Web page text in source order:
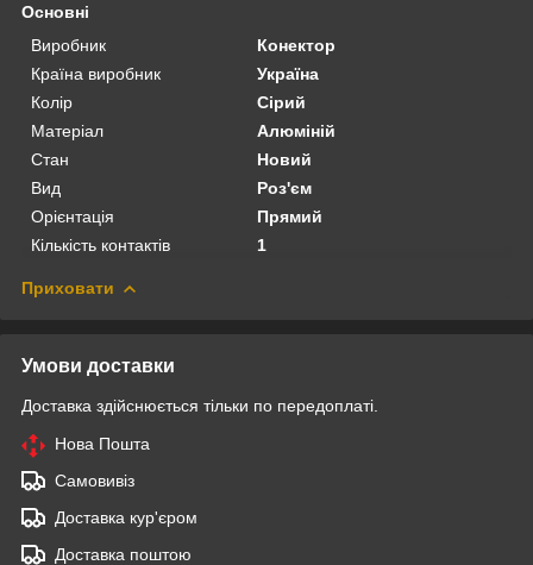
Основні
Виробник
Конектор
Країна виробник
Україна
Колір
Сірий
Матеріал
Алюміній
Стан
Новий
Вид
Роз'єм
Орієнтація
Прямий
Кількість контактів
1
Приховати
Умови доставки
Доставка здійснюється тільки по передоплаті.
Нова Пошта
Самовивіз
Доставка кур'єром
Доставка поштою